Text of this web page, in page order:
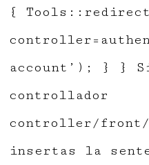
{
account’); } }
controllador
controller/front/
insertas la